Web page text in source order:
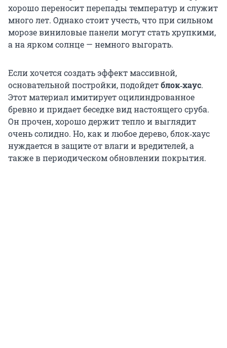
хорошо переносит перепады температур и служит
много лет. Однако стоит учесть, что при сильном
морозе виниловые панели могут стать хрупкими,
а на ярком солнце — немного выгорать.
Если хочется создать эффект массивной,
основательной постройки, подойдетблок‑хаус.
Этот материал имитирует оцилиндрованное
бревно и придает беседке вид настоящего сруба.
Он прочен, хорошо держит тепло и выглядит
очень солидно. Но, как и любое дерево, блок‑хаус
нуждается в защите от влаги и вредителей, а
также в периодическом обновлении покрытия.